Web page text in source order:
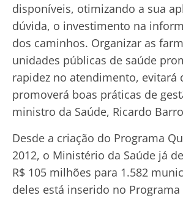
disponíveis, otimizando a sua
dúvida, o investimento na
dos caminhos. Organizar as
unidades públicas de saúde
rapidez no atendimento, evitará
promoverá boas práticas de
ministro da Saúde, Ricardo
Desde a criação do Programa
2012, o Ministério da Saúde já
R$ 105 milhões para 1.582
deles está inserido no